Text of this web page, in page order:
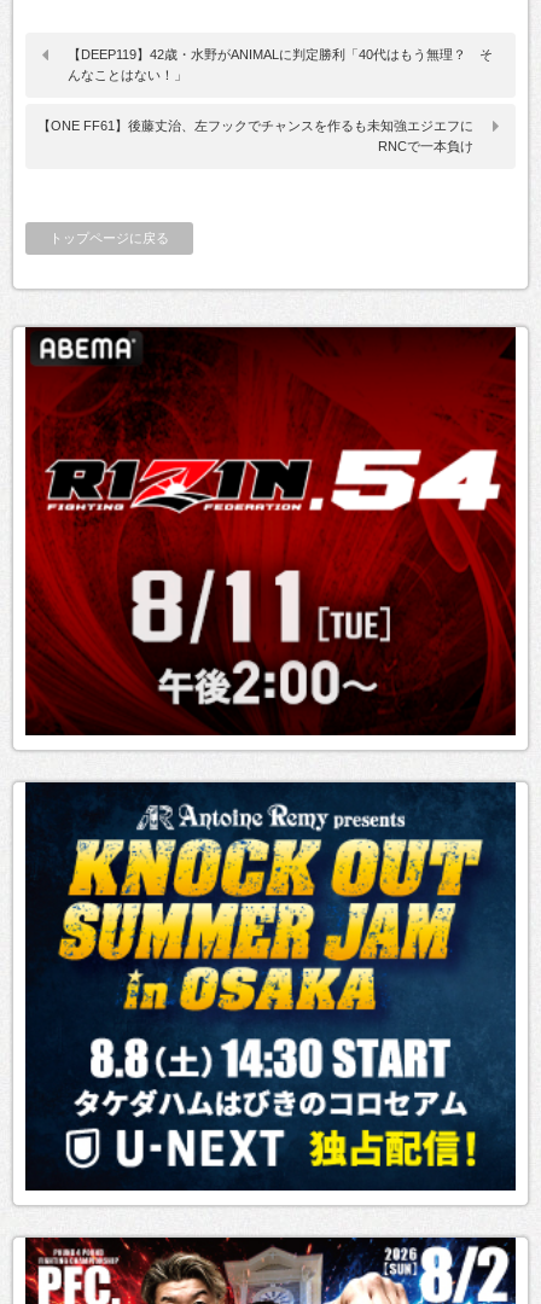
【DEEP119】42歳・水野がANIMALに判定勝利「40代はもう無理？ そ
んなことはない！」
【ONE FF61】後藤丈治、左フックでチャンスを作るも未知強エジエフに
RNCで一本負け
トップページに戻る